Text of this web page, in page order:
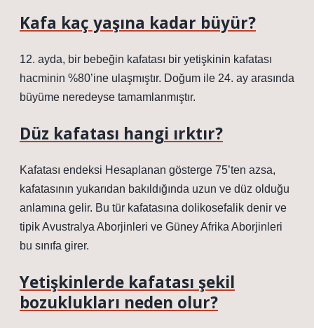
Kafa kaç yaşına kadar büyür?
12. ayda, bir bebeğin kafatası bir yetişkinin kafatası
hacminin %80’ine ulaşmıştır. Doğum ile 24. ay arasında
büyüme neredeyse tamamlanmıştır.
Düz kafatası hangi ırktır?
Kafatası endeksi Hesaplanan gösterge 75’ten azsa,
kafatasının yukarıdan bakıldığında uzun ve düz olduğu
anlamına gelir. Bu tür kafatasına dolikosefalik denir ve
tipik Avustralya Aborjinleri ve Güney Afrika Aborjinleri
bu sınıfa girer.
Yetişkinlerde kafatası şekil
bozuklukları neden olur?